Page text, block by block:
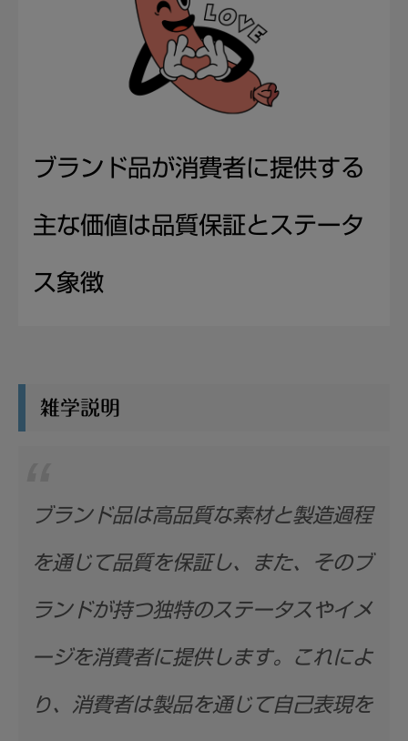
ブランド品が消費者に提供する
主な価値は品質保証とステータ
ス象徴
雑学説明
ブランド品は高品質な素材と製造過程
を通じて品質を保証し、また、そのブ
ランドが持つ独特のステータスやイメ
ージを消費者に提供します。これによ
り、消費者は製品を通じて自己表現を